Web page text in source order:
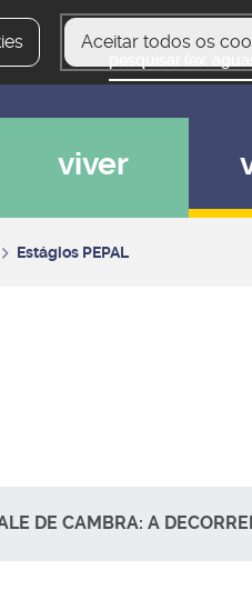
Aceitar todos os
viver
Estágios PEPAL
DE CAMBRA: A